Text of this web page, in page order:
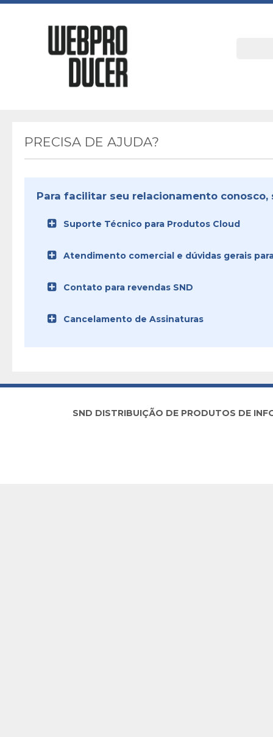
PRECISA DE AJUDA?
Para facilitar seu relacionamento
Suporte Técnico para Produtos Cloud
Atendimento comercial e dúvidas gerais
Contato para revendas SND
Cancelamento de Assinaturas
SND DISTRIBUIÇÃO DE PRODUTOS DE